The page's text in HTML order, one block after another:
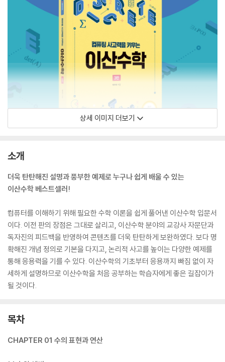
상세 이미지 더보기
소개
더욱 탄탄해진 설명과 풍부한 예제로 누구나 쉽게 배울 수 있는
이산수학 베스트셀러!
컴퓨터를 이해하기 위해 필요한 수학 이론을 쉽게 풀어낸 이산수학 입문서
이다. 이전 판의 장점은 그대로 살리고, 이산수학 분야의 교강사 자문단과
독자진의 피드백을 반영하여 콘텐츠를 더욱 탄탄하게 보완하였다. 보다 명
확해진 개념 정의로 기본을 다지고, 논리적 사고를 높이는 다양한 예제를
통해 응용력을 기를 수 있다. 이산수학의 기초부터 응용까지 빠짐 없이 자
세하게 설명하므로 이산수학을 처음 공부하는 학습자에게 좋은 길잡이가
될 것이다.
목차
CHAPTER 01 수의 표현과 연산